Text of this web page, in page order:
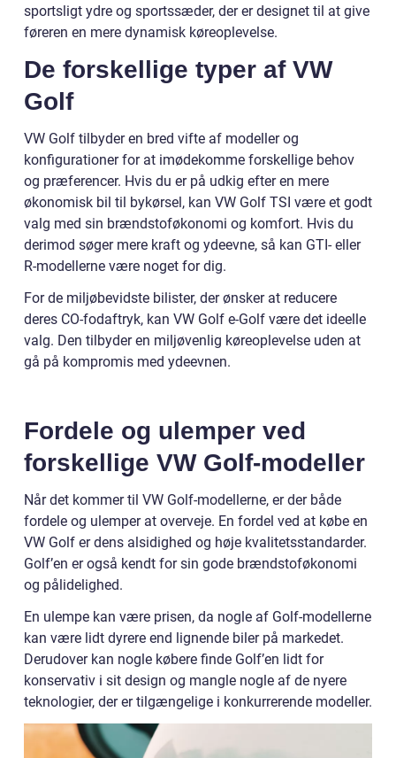
sportsligt ydre og sportssæder, der er designet til at give
føreren en mere dynamisk køreoplevelse.
De forskellige typer af VW
Golf
VW Golf tilbyder en bred vifte af modeller og
konfigurationer for at imødekomme forskellige behov
og præferencer. Hvis du er på udkig efter en mere
økonomisk bil til bykørsel, kan VW Golf TSI være et godt
valg med sin brændstoføkonomi og komfort. Hvis du
derimod søger mere kraft og ydeevne, så kan GTI- eller
R-modellerne være noget for dig.
For de miljøbevidste bilister, der ønsker at reducere
deres CO-fodaftryk, kan VW Golf e-Golf være det ideelle
valg. Den tilbyder en miljøvenlig køreoplevelse uden at
gå på kompromis med ydeevnen.
Fordele og ulemper ved
forskellige VW Golf-modeller
Når det kommer til VW Golf-modellerne, er der både
fordele og ulemper at overveje. En fordel ved at købe en
VW Golf er dens alsidighed og høje kvalitetsstandarder.
Golf’en er også kendt for sin gode brændstoføkonomi
og pålidelighed.
En ulempe kan være prisen, da nogle af Golf-modellerne
kan være lidt dyrere end lignende biler på markedet.
Derudover kan nogle købere finde Golf’en lidt for
konservativ i sit design og mangle nogle af de nyere
teknologier, der er tilgængelige i konkurrerende modeller.